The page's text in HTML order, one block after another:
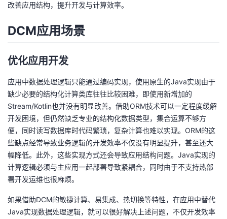
堂
课
程
的
认
证
我
的
实
验
我
的
收
藏
我
术
支
持
云
声
建
议
改善应用结构，提升开发与计算效率。
DCM应用场景
优化应用开发
应用中数据处理逻辑只能通过编码实现，使用原生的Java实现由于
缺少必要的结构化计算类库往往比较困难，即使用新增加的
Stream/Kotlin也并没有明显改善。借助ORM技术可以一定程度缓解
开发困境，但仍然缺乏专业的结构化数据类型，集合运算不够方
便，同时读写数据库时代码繁琐，复杂计算也难以实现。ORM的这
些缺点经常导致业务逻辑的开发效率不仅没有明显提升，甚至还大
幅降低。此外，这些实现方式还会导致应用结构问题。Java实现的
计算逻辑必须与主应用一起部署导致紧耦合，同时由于不支持热部
署开发运维也很麻烦。
如果借助DCM的敏捷计算、易集成、热切换等特性，在应用中替代
Java实现数据处理逻辑，就可以很好解决上述问题，不仅开发效率